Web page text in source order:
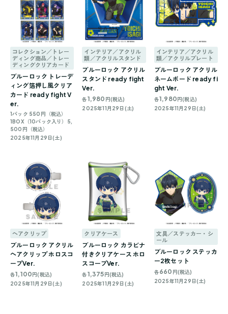
コレクション／トレー
ディング商品／トレー
ディングクリアカード
ブルーロック トレーデ
ィング箔押し風クリア
カード ready fight V
er.
1パック 550円（税込）
1BOX（10パック入り）5,
500円（税込）
2025年11月29日(土)
インテリア／アクリル
類／アクリルスタンド
ブルーロック アクリル
スタンド ready fight
Ver.
各1,980 円(税込)
2025年11月29日(土)
インテリア／アクリル
類／アクリルプレート
ブルーロック アクリル
ネームボード ready fi
ght Ver.
各1,980円(税込)
2025年11月29日(土)
ヘアクリップ
ブルーロック アクリル
ヘアクリップ ホロスコ
ープVer.
各1,100円(税込)
2025年11月29日(土)
クリアケース
ブルーロック カラビナ
付きクリアケース ホロ
スコープVer.
各1,375円(税込)
2025年11月29日(土)
文具／ステッカー・シ
ール
ブルーロック ステッカ
ー2枚セット
各660 円(税込)
2025年11月29日(土)